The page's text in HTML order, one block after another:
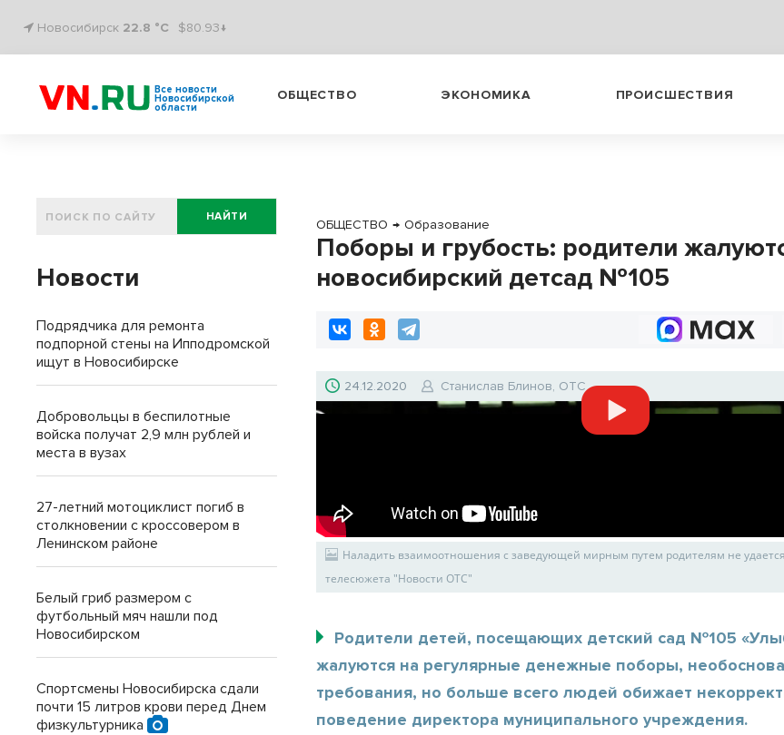
Новосибирск 22.8 °C $80.93↓
Все новости
Новосибирской
области
ОБЩЕСТВО ЭКОНОМИКА ПРОИСШЕСТВИЯ
ОБЩЕСТВО → Образование
Поборы и грубость: родители
новосибирский детсад №105
24.12.2020 Станислав Блинов, ОТС
Наладить взаимоотношения с заведующей мирным путем родителям не
телесюжета "Новости ОТС"
Родители детей, посещающих детский сад №105
жалуются на регулярные денежные поборы,
требования, но больше всего людей обижает
поведение директора муниципального учреждения.
НАЙТИ
Новости
Подрядчика для ремонта
подпорной стены на Ипподромской
ищут в Новосибирске
Добровольцы в беспилотные
войска получат 2,9 млн рублей и
места в вузах
27-летний мотоциклист погиб в
столкновении с кроссовером в
Ленинском районе
Белый гриб размером с
футбольный мяч нашли под
Новосибирском
Спортсмены Новосибирска сдали
почти 15 литров крови перед Днем
физкультурника